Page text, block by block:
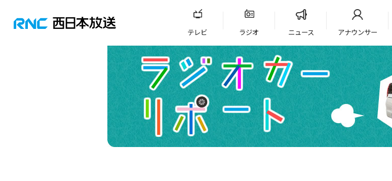
テレビ ラジオ ニュース アナウンサー